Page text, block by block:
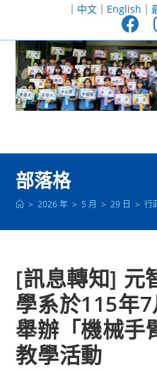
至
｜ 中文｜ English ｜
部落格
> 2026 年 > 5 月 > 29 日 > 行
[訊息轉知] 元
學系於115年7
舉辦「機械手
教學活動